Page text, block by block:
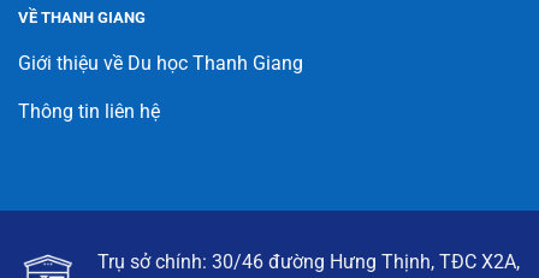
VỀ THANH GIANG
Giới thiệu về Du học Thanh Giang
Thông tin liên hệ
Trụ sở chính: 30/46 đường Hưng Thịnh, TĐC X2A,